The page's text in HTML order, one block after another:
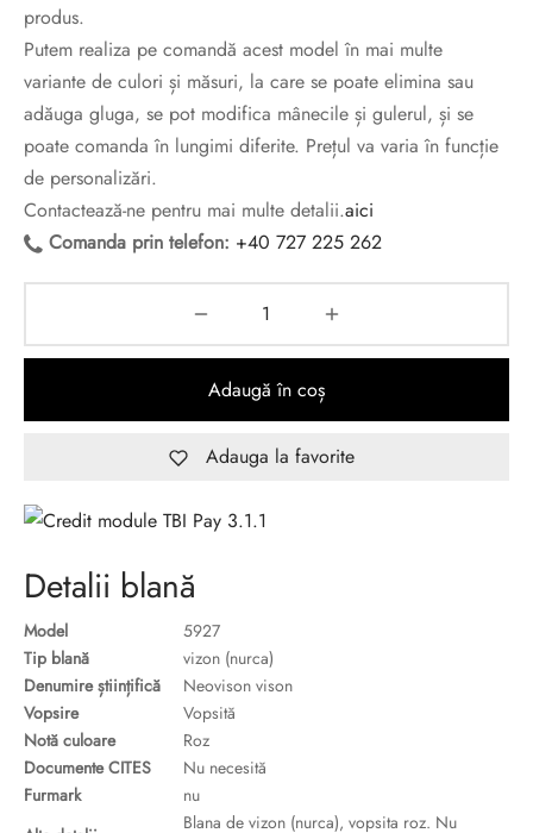
produs.
Putem realiza pe comandă acest model în mai multe
variante de culori și măsuri, la care se poate elimina sau
adăuga gluga, se pot modifica mânecile și gulerul, și se
poate comanda în lungimi diferite. Prețul va varia în funcție
de personalizări.
Contactează-ne pentru mai multe detalii.aici
Comanda prin telefon: +40 727 225 262
Adaugă în coș
Adauga la favorite
Detalii blană
Model
5927
Tip blană
vizon (nurca)
Denumire științifică
Neovison vison
Vopsire
Vopsită
Notă culoare
Roz
Documente CITES
Nu necesită
Furmark
nu
Blana de vizon (nurca), vopsita roz. Nu